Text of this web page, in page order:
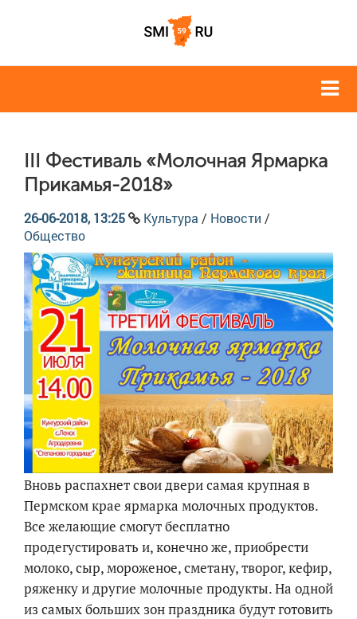
III Фестиваль «Молочная Ярмарка
Прикамья-2018»
26-06-2018, 13:25 Культура / Новости /
Общество
Вновь распахнет свои двери самая крупная в
Пермском крае ярмарка молочных продуктов.
Все желающие смогут бесплатно
продегустировать и, конечно же, приобрести
молоко, сыр, мороженое, сметану, творог, кефир,
ряженку и другие молочные продукты. На одной
из самых больших зон праздника будут готовить